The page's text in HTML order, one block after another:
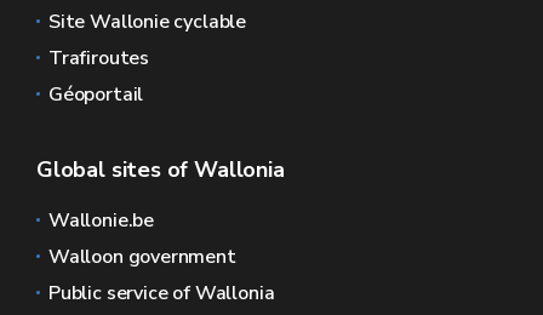
Site Wallonie cyclable
Trafiroutes
Géoportail
Global sites of Wallonia
Wallonie.be
Walloon government
Public service of Wallonia